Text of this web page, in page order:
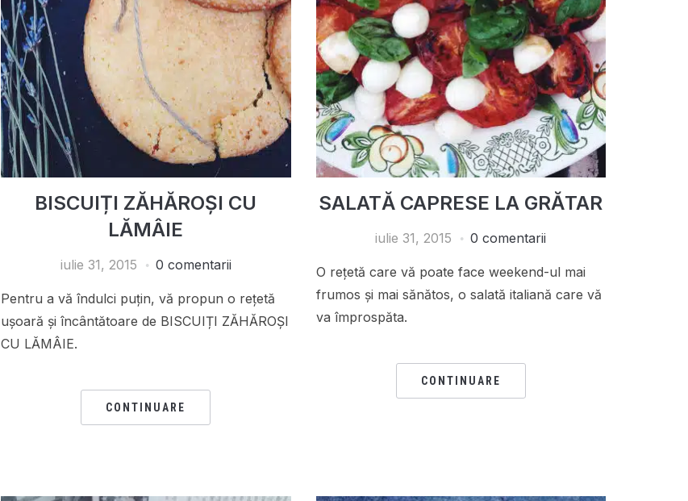
BISCUIȚI ZĂHĂROȘI CU
LĂMÂIE
iulie 31, 2015 0 comentarii
Pentru a vă îndulci puțin, vă propun o rețetă
ușoară și încântătoare de BISCUIȚI ZĂHĂROȘI
CU LĂMÂIE.
CONTINUARE
SALATĂ CAPRESE LA GRĂTAR
iulie 31, 2015 0 comentarii
O rețetă care vă poate face weekend-ul mai
frumos și mai sănătos, o salată italiană care vă
va împrospăta.
CONTINUARE